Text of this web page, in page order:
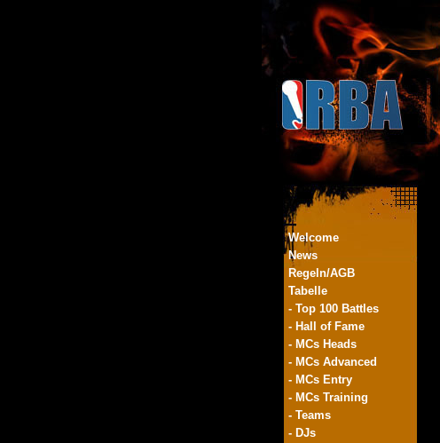
Welcome
News
Regeln/AGB
Tabelle
- Top 100 Battles
- Hall of Fame
- MCs Heads
- MCs Advanced
- MCs Entry
- MCs Training
- Teams
- DJs